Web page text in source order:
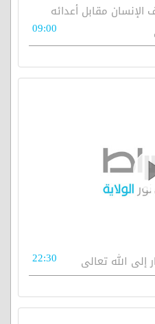
303 - ضعف الإنسان مقابل أعدائه
09:00
22:30